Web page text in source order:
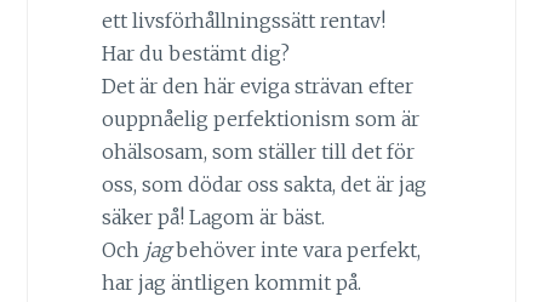
ett livsförhållningssätt rentav!
Har du bestämt dig?
Det är den här eviga strävan efter
ouppnåelig perfektionism som är
ohälsosam, som ställer till det för
oss, som dödar oss sakta, det är jag
säker på! Lagom är bäst.
Och jagbehöver inte vara perfekt,
har jag äntligen kommit på.